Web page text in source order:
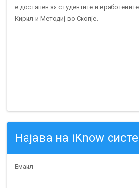
е достапен за студентите и
Кирил и Методиј во Скопје.
Најава на iKnow
Емаил